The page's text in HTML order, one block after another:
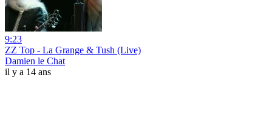
9:23
ZZ Top - La Grange & Tush (Live)
Damien le Chat
il y a 14 ans